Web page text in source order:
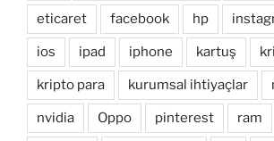
eticaret facebook hp
ios ipad iphone kartuş
kripto para kurumsal ihtiyaçlar
nvidia Oppo pinterest ram